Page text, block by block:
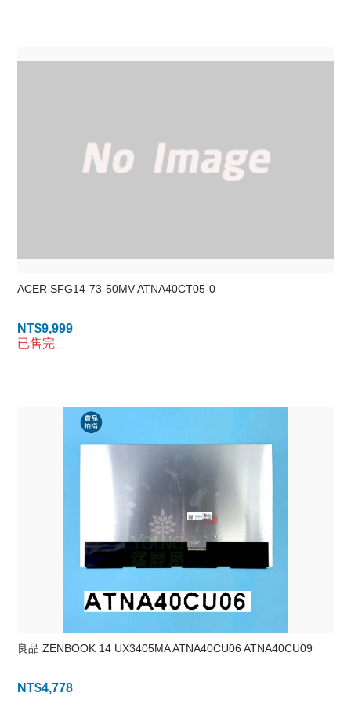
ACER SFG14-73-50MV ATNA40CT05-0
NT$9,999
已售完
良品 ZENBOOK 14 UX3405MA ATNA40CU06 ATNA40CU09
NT$4,778